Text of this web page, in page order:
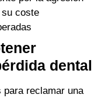
coste
dental
reclamar una